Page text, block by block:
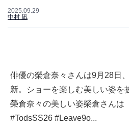
2025.09.29
中村 凪
俳優の榮倉奈々さんは9月28日
新。ショーを楽しむ美しい姿を
榮倉奈々の美しい姿榮倉さんは
#TodsSS26 #Leave9o...